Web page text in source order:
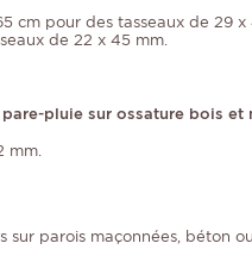
cm pour des tasseaux de 29
de 22 x 45 mm.
pluie sur ossature bois et
mm.
sur parois maçonnées, béton